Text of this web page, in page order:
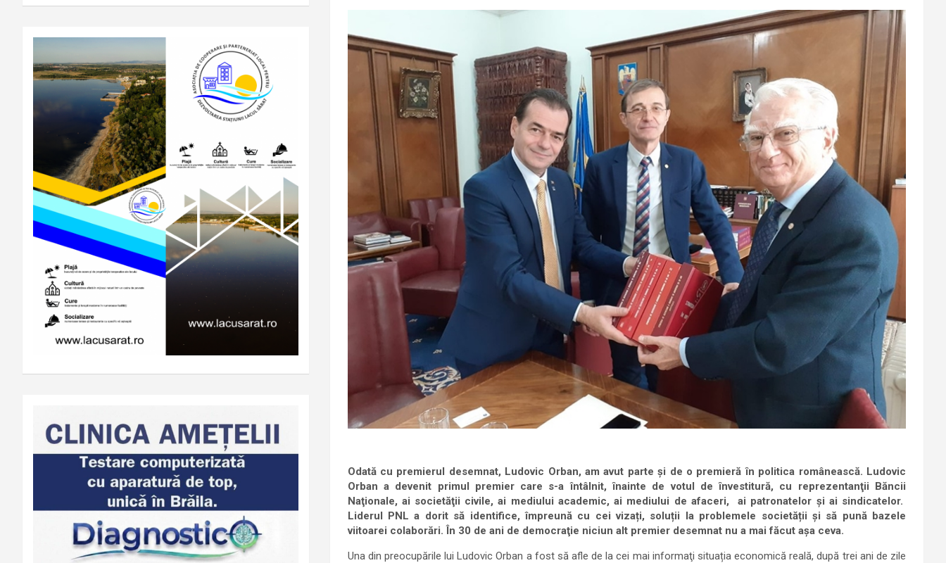
Odată cu premierul desemnat, Ludovic Orban, am avut parte şi de o premieră ȋn politica românească. Ludovic
Orban a devenit primul premier care s-a întâlnit, ȋnainte de votul de ȋnvestitură, cu reprezentanţii Băncii
Naţionale, ai societăţii civile, ai mediului academic, ai mediului de afaceri, ai patronatelor şi ai sindicatelor.
Liderul PNL a doritsă identifice, împreună cu cei vizați, soluții la problemele societății și să pună bazele
viitoarei colaborări.În 30 de ani de democraţie niciun alt premier desemnat nu a mai făcut aşa ceva.
Una din preocupările lui Ludovic Orban a fost să afle de la cei mai informaţi situația economică reală, după trei ani de zile